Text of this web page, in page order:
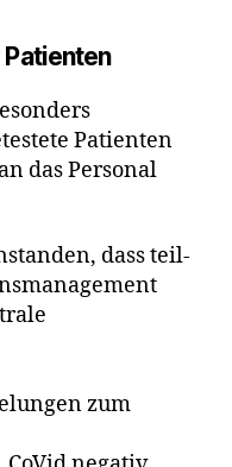
Patienten
das Personal
dass teil­
zum